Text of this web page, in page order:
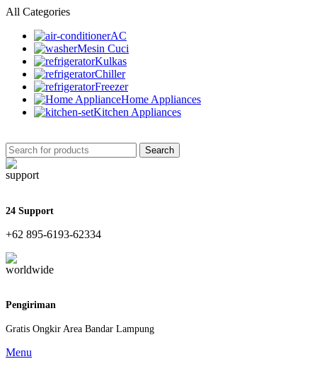
All Categories
AC
Mesin Cuci
Kulkas
Chiller
Freezer
Home Appliances
Kitchen Appliances
Search
24 Support
+62 895-6193-62334
Pengiriman
Gratis Ongkir Area Bandar Lampung
Menu